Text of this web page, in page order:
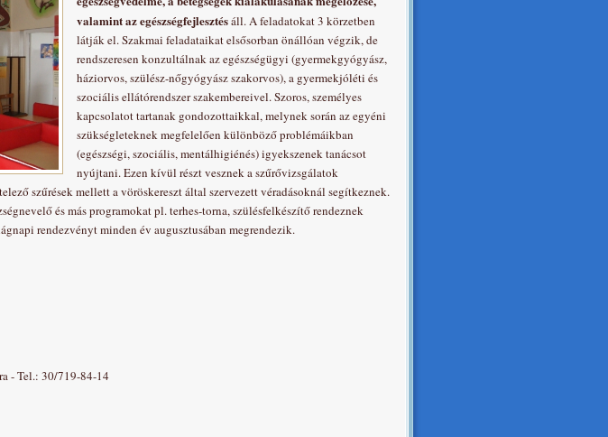
valamint az egészségfejlesztésáll. A feladatokat 3 körzetben
látják el. Szakmai feladataikat elsősorban önállóan végzik, de
rendszeresen konzultálnak az egészségügyi (gyermekgyógyász,
háziorvos, szülész-nőgyógyász szakorvos), a gyermekjóléti és
szociális ellátórendszer szakembereivel. Szoros, személyes
kapcsolatot tartanak gondozottaikkal, melynek során az egyéni
szükségleteknek megfelelően különböző problémáikban
(egészségi, szociális, mentálhigiénés) igyekszenek tanácsot
nyújtani. Ezen kívül részt vesznek a szűrővizsgálatok
szűrések mellett a vöröskereszt által szervezett véradásoknál segítkeznek.
és más programokat pl. terhes-torna, szülésfelkészítő rendeznek
rendezvényt minden év augusztusában megrendezik.
- Tel.: 30/719-84-14